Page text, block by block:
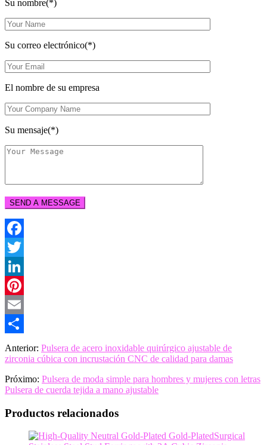
Su nombre(*)
Su correo electrónico(*)
El nombre de su empresa
Su mensaje(*)
Facebook
Twitter
LinkedIn
Pinterest
Email
Share
Anterior: Pulsera de acero inoxidable quirúrgico ajustable de
zirconia cúbica con incrustación CNC de calidad para damas
Próximo: Pulsera de moda simple para hombres y mujeres con letras
Pulsera de cuerda tejida a mano ajustable
Productos relacionados